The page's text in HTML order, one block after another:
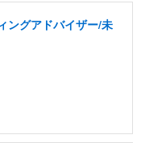
ングアドバイザー/未